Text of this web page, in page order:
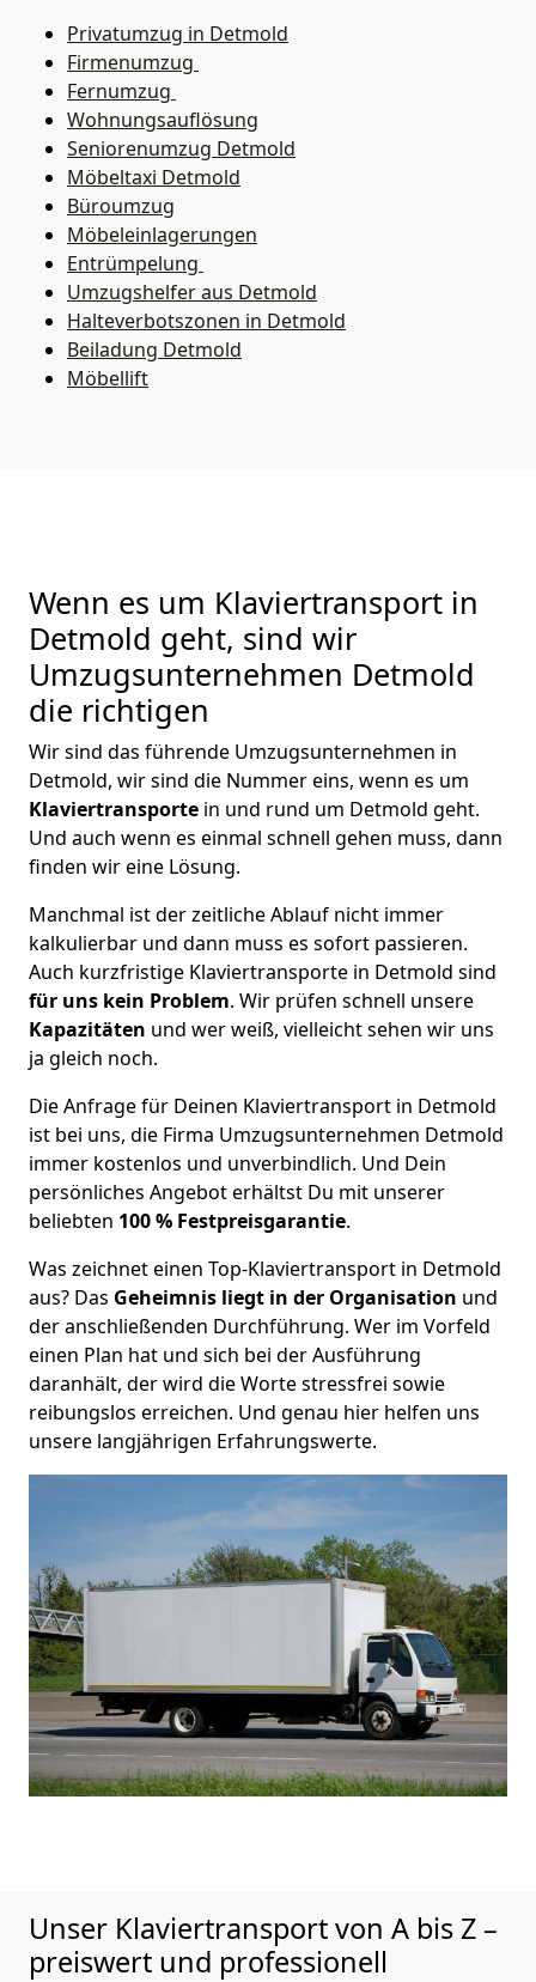
Privatumzug in Detmold
Firmenumzug
Fernumzug
Wohnungsauflösung
Seniorenumzug Detmold
Möbeltaxi Detmold
Büroumzug
Möbeleinlagerungen
Entrümpelung
Umzugshelfer aus Detmold
Halteverbotszonen in Detmold
Beiladung Detmold
Möbellift
Wenn es um Klaviertransport in
Detmold geht, sind wir
Umzugsunternehmen Detmold
die richtigen
Wir sind das führende Umzugsunternehmen in
Detmold, wir sind die Nummer eins, wenn es um
Klaviertransporte in und rund um Detmold geht.
Und auch wenn es einmal schnell gehen muss, dann
finden wir eine Lösung.
Manchmal ist der zeitliche Ablauf nicht immer
kalkulierbar und dann muss es sofort passieren.
Auch kurzfristige Klaviertransporte in Detmold sind
für uns kein Problem. Wir prüfen schnell unsere
Kapazitäten und wer weiß, vielleicht sehen wir uns
ja gleich noch.
Die Anfrage für Deinen Klaviertransport in Detmold
ist bei uns, die Firma Umzugsunternehmen Detmold
immer kostenlos und unverbindlich. Und Dein
persönliches Angebot erhältst Du mit unserer
beliebten 100 % Festpreisgarantie.
Was zeichnet einen Top-Klaviertransport in Detmold
aus? Das Geheimnis liegt in der Organisation und
der anschließenden Durchführung. Wer im Vorfeld
einen Plan hat und sich bei der Ausführung
daranhält, der wird die Worte stressfrei sowie
reibungslos erreichen. Und genau hier helfen uns
unsere langjährigen Erfahrungswerte.
Unser Klaviertransport von A bis Z –
preiswert und professionell